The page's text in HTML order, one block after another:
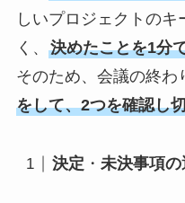
しいプロジェクトの
く、 決めたことを1分
そのため、会議の終わ
をして、2つを確認し
決定 ・ 未決事項